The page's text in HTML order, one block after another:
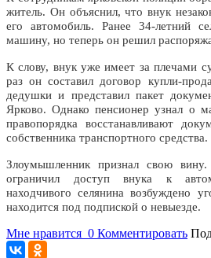
житель. Он объяснил, что внук
его автомобиль. Ранее 34-летний
машину, но теперь он решил
К слову, внук уже имеет за плечами
раз он составил договор купли-
дедушки и представил пакет
Ярково. Однако пенсионер узнал о
правопорядка восстанавливают
собственника транспортного средства.
Злоумышленник признал свою
ограничил доступ внука к
находчивого селянина возбуждено
находится под подпиской о невыезде.
Мне нравится 0 Комментировать